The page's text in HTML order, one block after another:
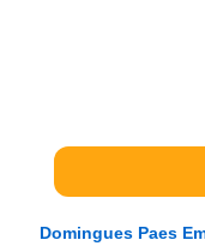
Domingues Paes